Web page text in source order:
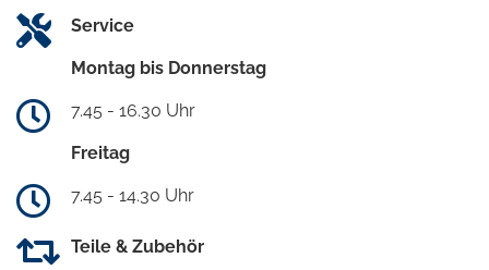
Service
Montag bis Donnerstag
7.45 - 16.30 Uhr
Freitag
7.45 - 14.30 Uhr
Teile & Zubehör